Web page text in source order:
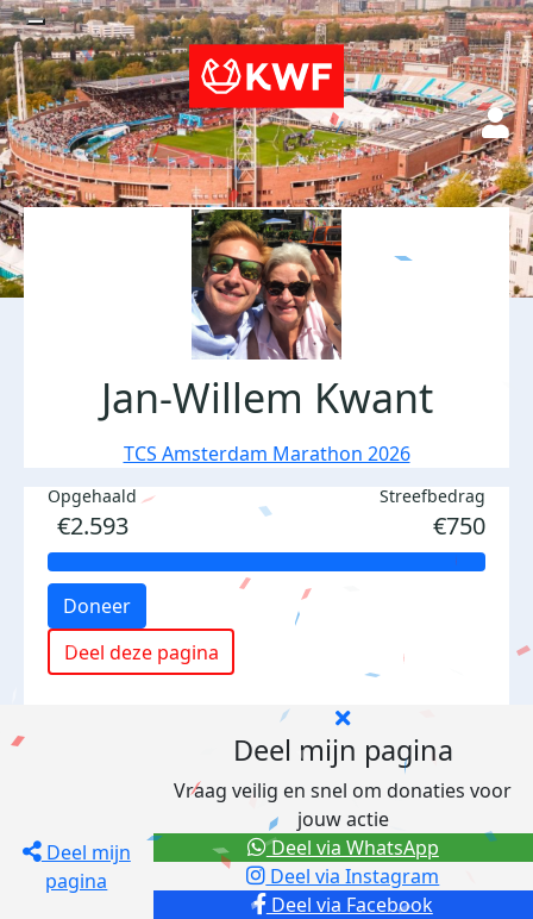
Jan-Willem Kwant
TCS Amsterdam Marathon 2026
Opgehaald
€2.593
Streefbedrag
€750
Doneer
Deel deze pagina
Deel mijn
pagina
Deel mijn pagina
Vraag veilig en snel om donaties voor
jouw actie
Deel via Facebook
Deel via Instagram
Deel via WhatsApp